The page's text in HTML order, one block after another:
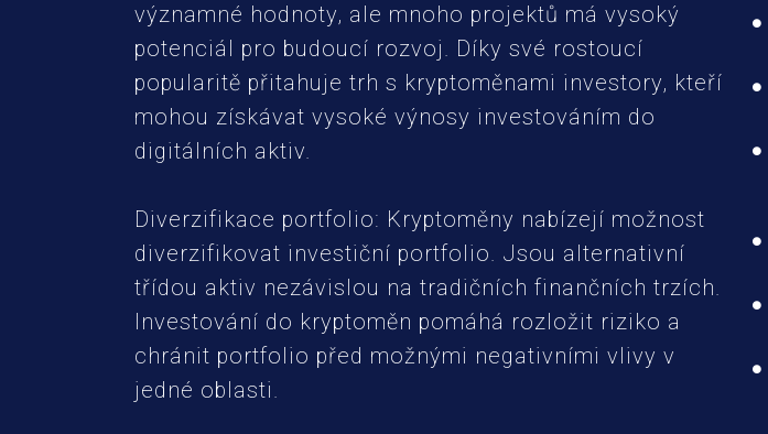
významné hodnoty, ale mnoho projektů má vysoký
potenciál pro budoucí rozvoj. Díky své rostoucí
popularitě přitahuje trh s kryptoměnami investory, kteří
mohou získávat vysoké výnosy investováním do
digitálních aktiv.
Diverzifikace portfolio: Kryptoměny nabízejí možnost
diverzifikovat investiční portfolio. Jsou alternativní
třídou aktiv nezávislou na tradičních finančních trzích.
Investování do kryptoměn pomáhá rozložit riziko a
chránit portfolio před možnými negativními vlivy v
jedné oblasti.